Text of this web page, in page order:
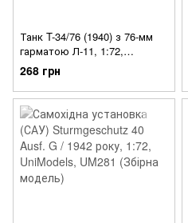
Танк T-34/76 (1940) з 76-мм
гарматою Л-11, 1:72,
UniModels, UM336
268 грн